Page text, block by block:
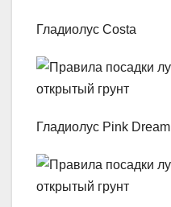
Гладиолус Costa
Гладиолус Pink Dream